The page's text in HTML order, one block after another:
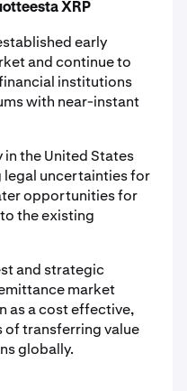
XRP
early
and continue to
institutions
with near-instant
the United States
uncertainties for
opportunities for
the existing
and strategic
market
as a cost effective,
of transferring value
globally.